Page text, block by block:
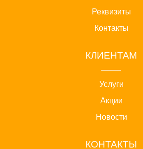
Реквизиты
Контакты
КЛИЕНТАМ
Услуги
Акции
Новости
КОНТАКТЫ